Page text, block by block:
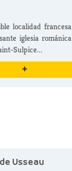
localidad francesa
iglesia románica
Sulpice...
+
Usseau